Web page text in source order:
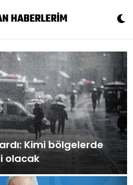
Kimi bölgelerde
olacak